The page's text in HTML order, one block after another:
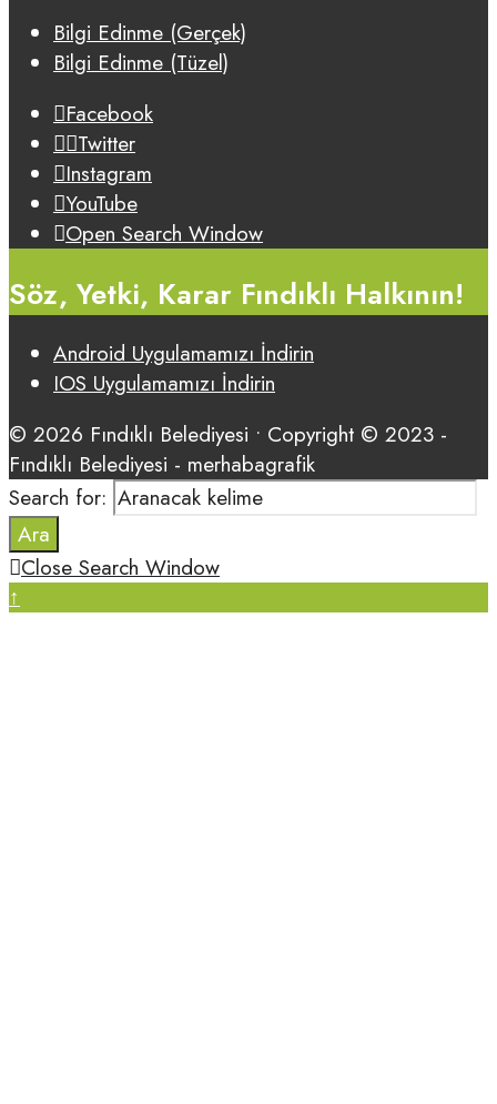
Bilgi Edinme (Gerçek)
Bilgi Edinme (Tüzel)
Facebook
Twitter
Instagram
YouTube
Open Search Window
Söz, Yetki, Karar Fındıklı Halkının!
Android Uygulamamızı İndirin
IOS Uygulamamızı İndirin
© 2026 Fındıklı Belediyesi • Copyright © 2023 -
Fındıklı Belediyesi - merhabagrafik
Search for:
Ara
Close Search Window
↑